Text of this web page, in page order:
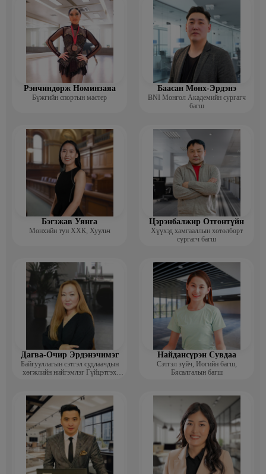
Рэнчиндорж Номинзаяа
Бүжгийн спортын мастер
Баасан Мөнх-Эрдэнэ
BNI Монгол Академийн сургагч
багш
Бэгзжав Уянга
Мөнхийн тун ХХК, Хуульч
Цэрэнбалжир Отгонтүйн
Хүүхэд хамгааллын хөтөлбөрт
сургагч багш
Дагва-Очир Эрдэнэчимэг
Байгууллагын сэтгэл судлаачдын
хөгжлийн нийгэмлэг Гүйцэтгэх
Найдансүрэн Сувдаа
Сэтгэл зүйч, Иогийн багш,
Бясалгалын багш